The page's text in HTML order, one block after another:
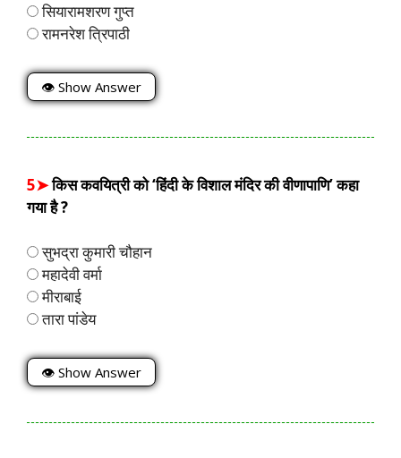
सियारामशरण गुप्त
रामनरेश त्रिपाठी
👁 Show Answer
5➤किस कवयित्री को ‘हिंदी के विशाल मंदिर की वीणापाणि’ कहा
गया है ?
सुभद्रा कुमारी चौहान
महादेवी वर्मा
मीराबाई
तारा पांडेय
👁 Show Answer